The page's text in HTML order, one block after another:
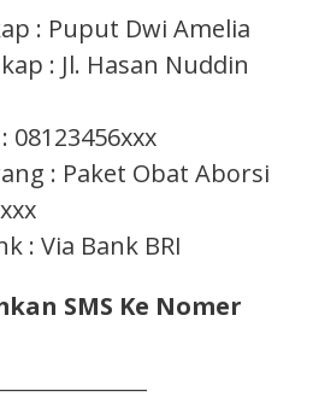
: Puput Dwi Amelia
: Jl. Hasan Nuddin
08123456xxx
: Paket Obat Aborsi
: Via Bank BRI
SMS Ke Nomer